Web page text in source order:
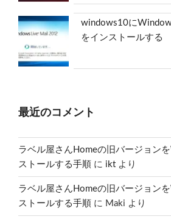
windows10に
をインストールする
最近のコメント
ラベル屋さんHomeの旧バージョン
ストールする手順 に ikt より
ラベル屋さんHomeの旧バージョン
ストールする手順 に Maki より